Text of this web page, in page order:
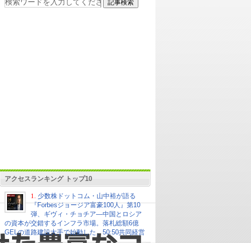
アクセスランキング トップ10
1.
少数株ドットコム・山中裕が語る
『Forbesジョージア富豪100人』第10
弾、ギヴィ・チョチア―中国とロシア
の資本が交錯するインフラ市場。落札総額6億
GELの道路建設大手で始動した、50:50共同経営